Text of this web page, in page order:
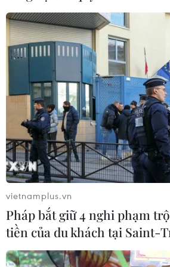
Xem thêm
CƠ QUAN CHỦ QUẢN: THÔNG TẤN XÃ VIỆT NAM
Tổng Biên tập: TRẦN TIẾN DUẨN
Phó Tổng Biên tập: NGUYỄN THỊ
THỦY
Sở hữu trí tuệ
RSS
Hỗ trợ
vietnamplus.vn
Pháp bắt giữ 4 nghi phạm
tiền của du khách tại Saint-